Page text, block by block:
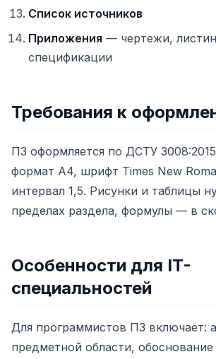
Список источников
Приложения — чертежи,
спецификации
Требования к
ПЗ оформляется по ДСТУ
формат А4, шрифт Times New
интервал 1,5. Рисунки и таблицы
пределах раздела, формулы — в
Особенности для IT-
специальностей
Для программистов ПЗ включает:
предметной области,